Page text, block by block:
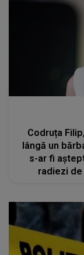
Codruța
lângă un
s-ar fi
radiezi